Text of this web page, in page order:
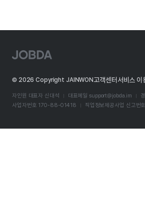
D
© 2026 Copyright JAINWON고객센터 서비스 이
자인원 대표자 신대석 대표메일support@jobda.im
사업자번호 170-88-01418
직업정보제공사업 신고